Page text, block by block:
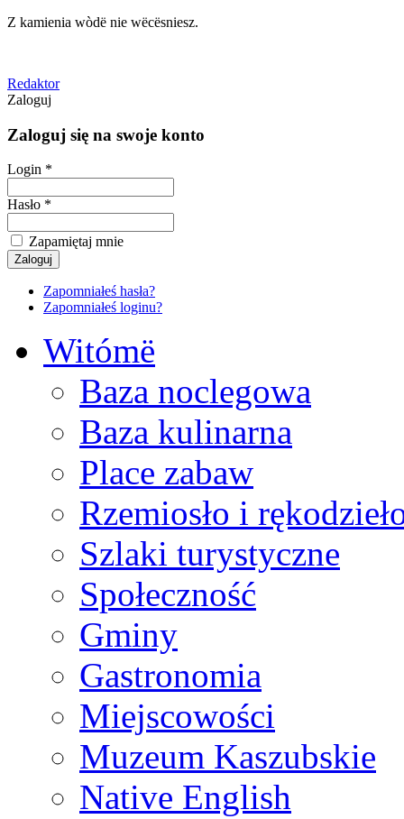
Z kamienia wòdë nie wëcësniesz.
Redaktor
Zaloguj
Zaloguj się na swoje konto
Login *
Hasło *
Zapamiętaj mnie
Zapomniałeś hasła?
Zapomniałeś loginu?
Witómë
Baza noclegowa
Baza kulinarna
Place zabaw
Rzemiosło i
Szlaki turystyczne
Społeczność
Gminy
Gastronomia
Miejscowości
Muzeum Kaszubskie
Native English